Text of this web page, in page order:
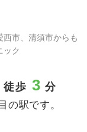
市、清須市からも
ック
歩 3 分
の駅です。